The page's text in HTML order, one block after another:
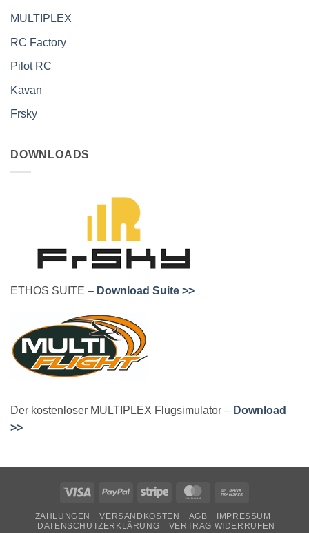
MULTIPLEX
RC Factory
Pilot RC
Kavan
Frsky
DOWNLOADS
ETHOS SUITE – Download Suite >>
Der kostenloser MULTIPLEX Flugsimulator – Download
>>
Visa PayPal Stripe MasterCard
ZAHLUNGEN VERSANDKOSTEN AGB
IMPRESSUM
DATENSCHUTZERKLÄRUNG
VERTRAG WIDERRUFEN